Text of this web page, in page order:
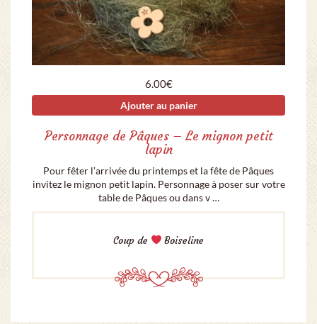
6.00€
Ajouter au panier
Personnage de Pâques – Le mignon petit
lapin
Pour fêter l’arrivée du printemps et la fête de Pâques
invitez le mignon petit lapin. Personnage à poser sur votre
table de Pâques ou dans v …
Coup de Boiseline